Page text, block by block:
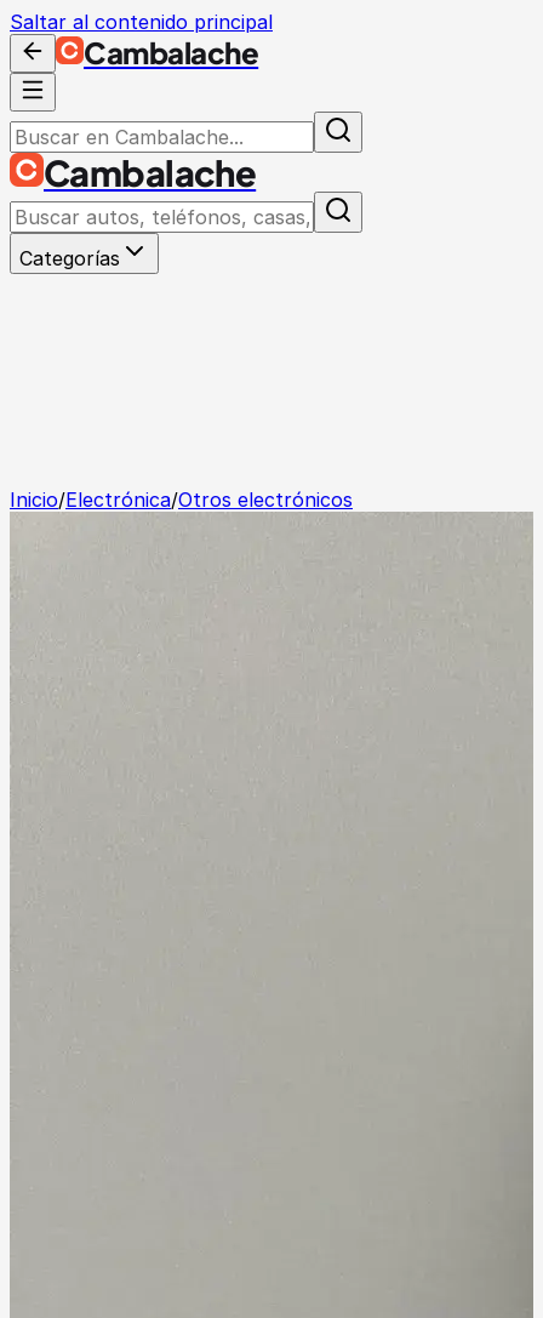
Saltar al contenido principal
Cambalache
Cambalache
Categorías
Inicio/Electrónica/Otros electrónicos